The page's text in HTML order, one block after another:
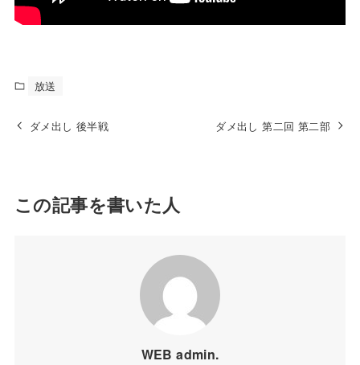
放送
ダメ出し 後半戦 ダメ出し 第二回 第二部
この記事を書いた人
WEB admin.